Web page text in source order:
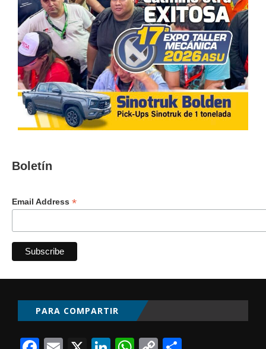
Boletín
Email Address *
PARA COMPARTIR